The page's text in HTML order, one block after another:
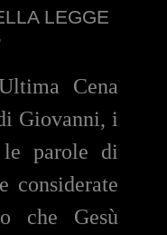
LEGGE
Cena
Giovanni, i
le parole di
considerate
che Gesù